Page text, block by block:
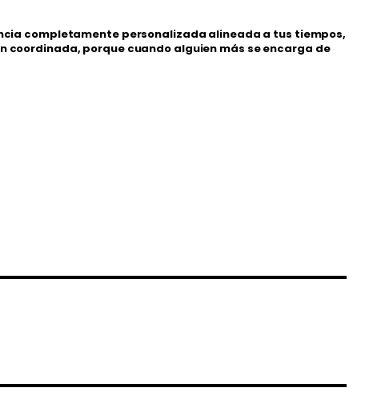
completamente personalizada alineada a tus tiempos,
porque cuando alguien más se encarga de